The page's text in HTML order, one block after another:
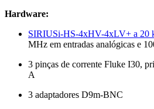
Hardware:
SIRIUSi-HS-4xHV-4xLV+ a 20
MHz em entradas analógicas e
3 pinças de corrente Fluke I30,
A
3 adaptadores D9m-BNC